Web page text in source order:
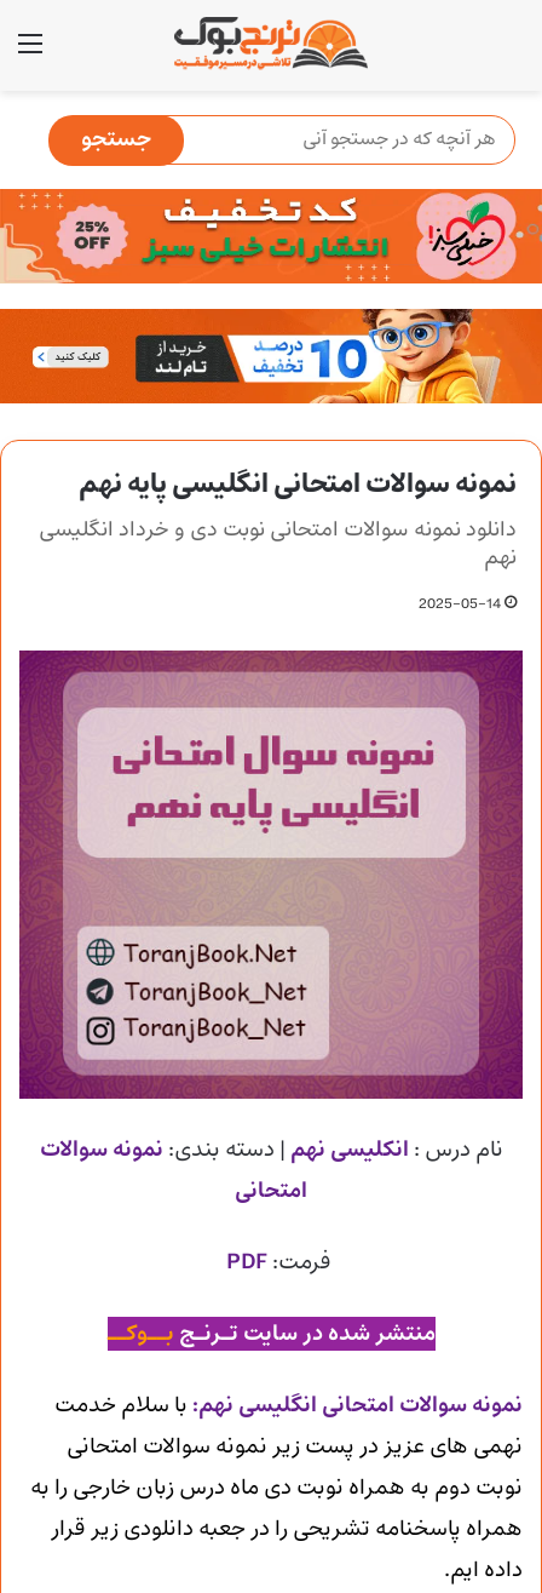
نمونه سوالات امتحانی انگلیسی پایه نهم
دانلود نمونه سوالات امتحانی نوبت دی و خرداد انگلیسی
نهم
2025-05-14
نام درس : انکلیسی نهم | دسته بندی: نمونه سوالات
امتحانی
فرمت:PDF
منتشر شده در سایت تـرنـج بــوکــ
نمونه سوالات امتحانی انگلیسی نهم: با سلام خدمت
نهمی های عزیز در پست زیر نمونه سوالات امتحانی
نوبت دوم به همراه نوبت دی ماه درس زبان خارجی را به
همراه پاسخنامه تشریحی را در جعبه دانلودی زیر قرار
داده ایم.